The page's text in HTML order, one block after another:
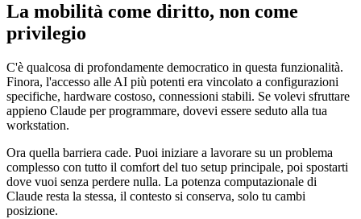
La mobilità come diritto, non come
privilegio
C'è qualcosa di profondamente democratico in questa funzionalità.
Finora, l'accesso alle AI più potenti era vincolato a configurazioni
specifiche, hardware costoso, connessioni stabili. Se volevi sfruttare
appieno Claude per programmare, dovevi essere seduto alla tua
workstation.
Ora quella barriera cade. Puoi iniziare a lavorare su un problema
complesso con tutto il comfort del tuo setup principale, poi spostarti
dove vuoi senza perdere nulla. La potenza computazionale di
Claude resta la stessa, il contesto si conserva, solo tu cambi
posizione.